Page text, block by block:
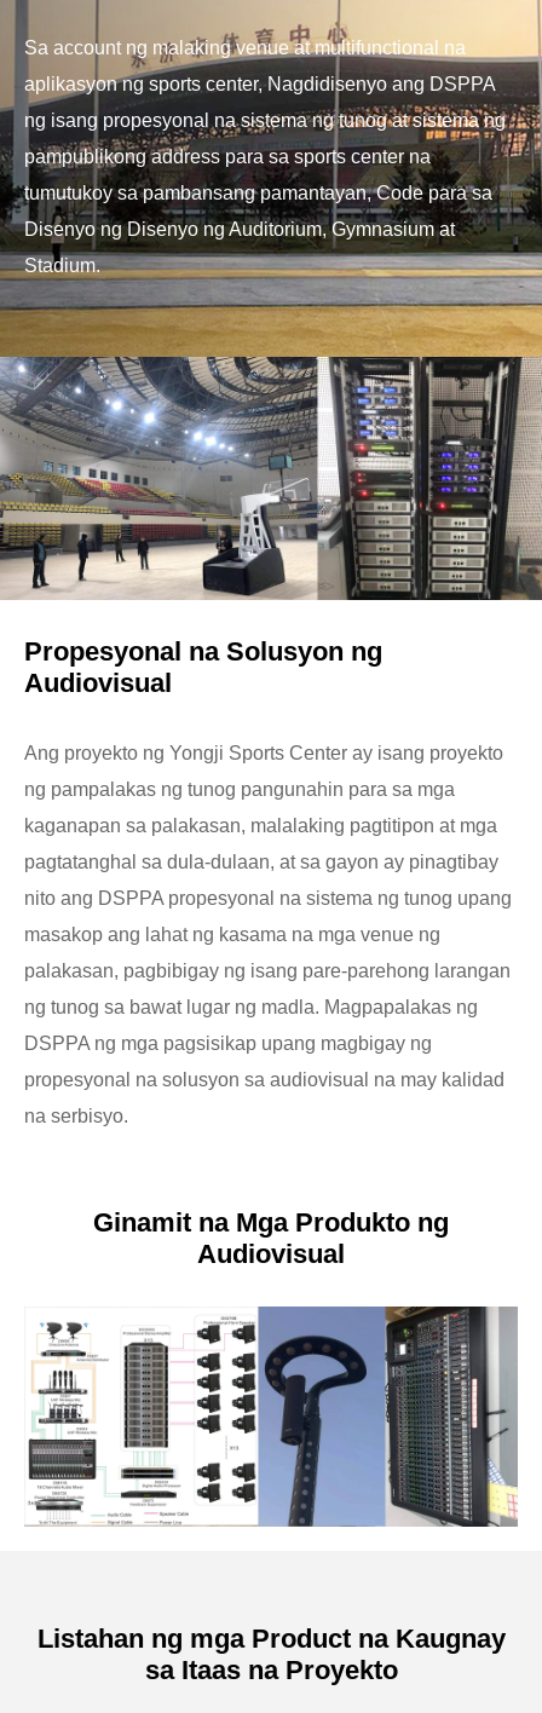
Sa account ng malaking venue at multifunctional na
aplikasyon ng sports center, Nagdidisenyo ang DSPPA
ng isang propesyonal na sistema ng tunog at sistema ng
pampublikong address para sa sports center na
tumutukoy sa pambansang pamantayan, Code para sa
Disenyo ng Disenyo ng Auditorium, Gymnasium at
Stadium.
Propesyonal na Solusyon ng
Audiovisual
Ang proyekto ng Yongji Sports Center ay isang proyekto
ng pampalakas ng tunog pangunahin para sa mga
kaganapan sa palakasan, malalaking pagtitipon at mga
pagtatanghal sa dula-dulaan, at sa gayon ay pinagtibay
nito ang DSPPA propesyonal na sistema ng tunog upang
masakop ang lahat ng kasama na mga venue ng
palakasan, pagbibigay ng isang pare-parehong larangan
ng tunog sa bawat lugar ng madla. Magpapalakas ng
DSPPA ng mga pagsisikap upang magbigay ng
propesyonal na solusyon sa audiovisual na may kalidad
na serbisyo.
Ginamit na Mga Produkto ng
Audiovisual
Listahan ng mga Product na Kaugnay
sa Itaas na Proyekto